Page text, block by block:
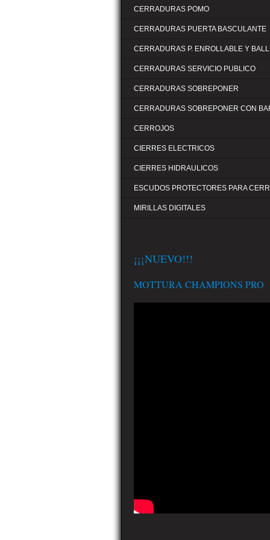
CERRADURAS POMO
CERRADURAS PUERTA BASCULANTE
CERRADURAS P. ENROLLABLE Y
CERRADURAS SERVICIO PUBLICO
CERRADURAS SOBREPONER
CERRADURAS SOBREPONER CON
CERROJOS
CIERRES ELECTRICOS
CIERRES HIDRAULICOS
ESCUDOS PROTECTORES PARA
MIRILLAS DIGITALES
¡¡¡NUEVO!!!
MOTTURA CHAMPIONS PRO